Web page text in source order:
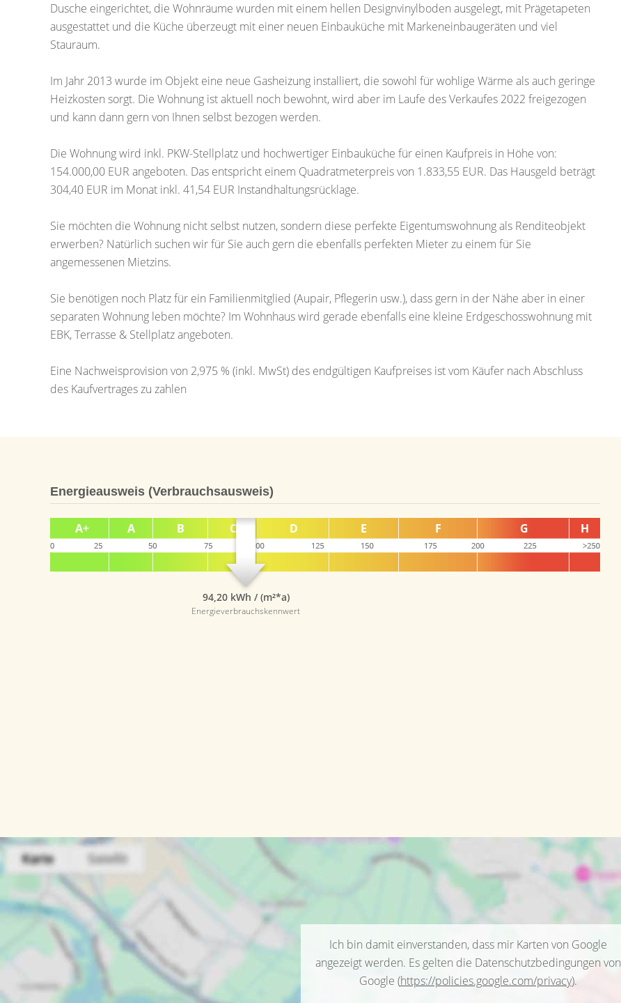
Dusche eingerichtet, die Wohnräume wurden mit einem hellen Designvinylboden ausgelegt, mit Prägetapeten
ausgestattet und die Küche überzeugt mit einer neuen Einbauküche mit Markeneinbaugeräten und viel
Stauraum.
Im Jahr 2013 wurde im Objekt eine neue Gasheizung installiert, die sowohl für wohlige Wärme als auch geringe
Heizkosten sorgt. Die Wohnung ist aktuell noch bewohnt, wird aber im Laufe des Verkaufes 2022 freigezogen
und kann dann gern von Ihnen selbst bezogen werden.
Die Wohnung wird inkl. PKW-Stellplatz und hochwertiger Einbauküche für einen Kaufpreis in Höhe von:
154.000,00 EUR angeboten. Das entspricht einem Quadratmeterpreis von 1.833,55 EUR. Das Hausgeld beträgt
304,40 EUR im Monat inkl. 41,54 EUR Instandhaltungsrücklage.
Sie möchten die Wohnung nicht selbst nutzen, sondern diese perfekte Eigentumswohnung als Renditeobjekt
erwerben? Natürlich suchen wir für Sie auch gern die ebenfalls perfekten Mieter zu einem für Sie
angemessenen Mietzins.
Sie benötigen noch Platz für ein Familienmitglied (Aupair, Pflegerin usw.), dass gern in der Nähe aber in einer
separaten Wohnung leben möchte? Im Wohnhaus wird gerade ebenfalls eine kleine Erdgeschosswohnung mit
EBK, Terrasse & Stellplatz angeboten.
Eine Nachweisprovision von 2,975 % (inkl. MwSt) des endgültigen Kaufpreises ist vom Käufer nach Abschluss
des Kaufvertrages zu zahlen
Energieausweis (Verbrauchsausweis)
94,20 kWh / (m²*a)
Energieverbrauchskennwert
Ich bin damit einverstanden, dass mir Karten von Google
angezeigt werden. Es gelten die Datenschutzbedingungen von
Google (https://policies.google.com/privacy).